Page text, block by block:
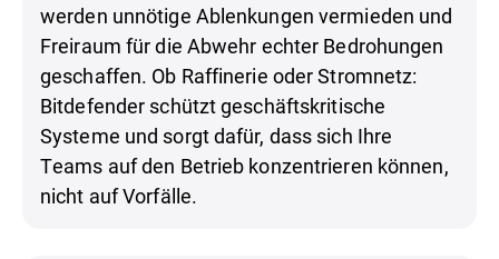
werden unnötige Ablenkungen vermieden und
Freiraum für die Abwehr echter Bedrohungen
geschaffen. Ob Raffinerie oder Stromnetz:
Bitdefender schützt geschäftskritische
Systeme und sorgt dafür, dass sich Ihre
Teams auf den Betrieb konzentrieren können,
nicht auf Vorfälle.